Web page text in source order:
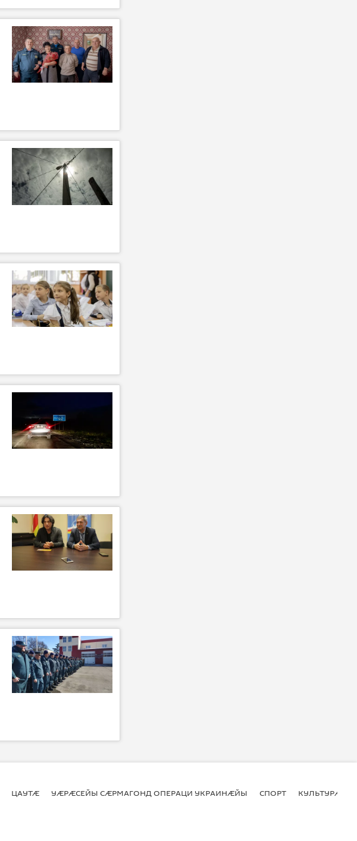
ЦАУТӔ УӔРӔСЕЙЫ СӔРМАГОНД ОПЕРАЦИ УКРАИНӔЙЫ СПОРТ КУЛЬТУРӔ